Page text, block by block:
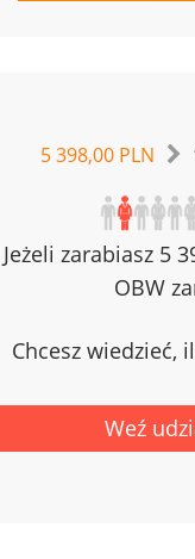
5 398,00 PLN
Jeżeli zarabiasz 5
OBW
Chcesz wiedzieć,
Weź